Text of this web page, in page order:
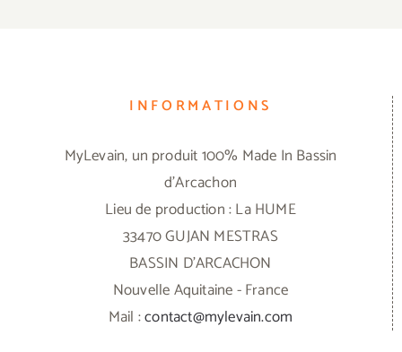
INFORMATIONS
MyLevain, un produit 100% Made In Bassin
d'Arcachon
Lieu de production : La HUME
33470 GUJAN MESTRAS
BASSIN D'ARCACHON
Nouvelle Aquitaine - France
Mail :contact@mylevain.com